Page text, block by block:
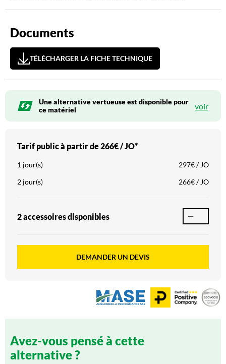
Documents
TÉLÉCHARGER LA FICHE TECHNIQUE
Une alternative vertueuse est disponible pour
ce matériel
voir
Tarif public à partir de266€ / JO*
1 jour(s)
297€ / JO
2 jour(s)
266€ / JO
2 accessoiresdisponibles
DEMANDER UN DEVIS
Avez-vous pensé à cette
alternative ?